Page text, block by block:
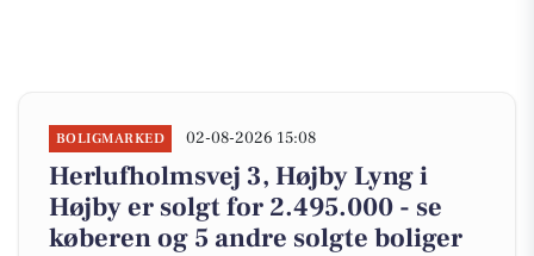
BOLIGMARKED 02-08-2026 15:08
Herlufholmsvej 3, Højby Lyng i
Højby er solgt for 2.495.000 - se
køberen og 5 andre solgte boliger